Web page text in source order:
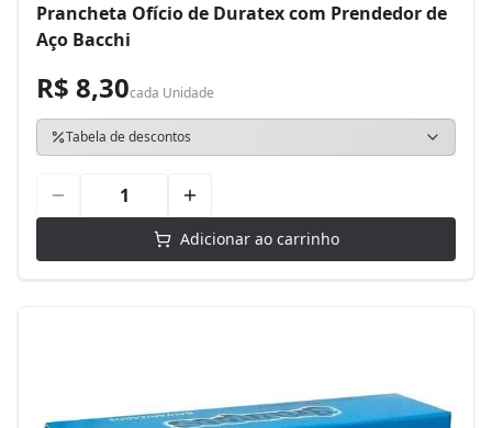
Prancheta Ofício de Duratex com Prendedor de
Aço Bacchi
R$ 8,30cada Unidade
Tabela de descontos
Adicionar ao carrinho